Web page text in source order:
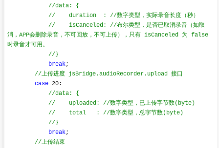
//data: {
//    duration  : //数字类型，实际录音长度（秒）
//    isCanceled: //布尔类型，是否已取消录音（如取
消，APP会删除录音，不可回放，不可上传），只有 isCanceled 为 false
时录音才可用。
//}
break;
//上传进度 jsBridge.audioRecorder.upload 接口
case 20:
//data: {
//    uploaded: //数字类型，已上传字节数(byte)
//    total   : //数字类型，总字节数(byte)
//}
break;
//上传结束